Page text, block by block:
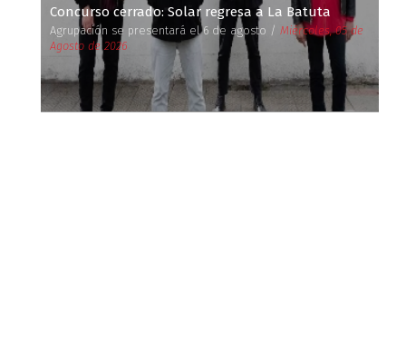
Concurso cerrado: Solar regresa a La Batuta
Agrupación se presentará el 6 de agosto / Miércoles, 05 de
Agosto de 2026